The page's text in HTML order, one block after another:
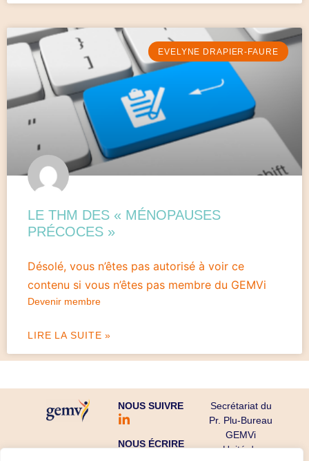
EVELYNE DRAPIER-FAURE
LE THM DES « MÉNOPAUSES
PRÉCOCES »
Désolé, vous n’êtes pas autorisé à voir ce
contenu si vous n’êtes pas membre du GEMVi
Devenir membre
LIRE LA SUITE »
NOUS SUIVRE
NOUS ÉCRIRE
Secrétariat du
Pr. Plu-Bureau
GEMVi
Unité de